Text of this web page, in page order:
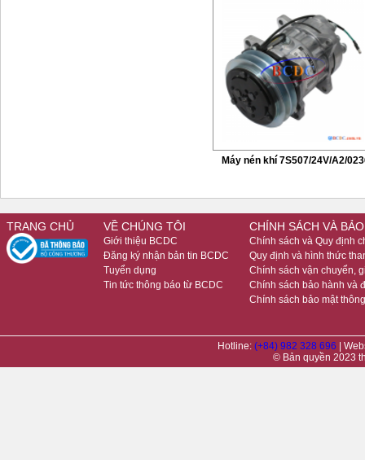
Máy nén khí 7S507/24V/A2/
TRANG CHỦ VỀ CHÚNG TÔI
Giới thiệu BCDC
Đăng ký nhận bản tin BCDC
Tuyển dụng
Tin tức thông báo từ BCDC
CHÍNH SÁCH VÀ
Chính sách và Quy định
Quy định và hình thức
Chính sách vận chuyển,
Chính sách bảo hành và
Chính sách bảo mật
Hotline: (+84) 982 328 696
|
© Bản quyền 2023